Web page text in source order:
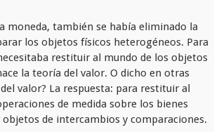
moneda, también se había eliminado la
los objetos físicos heterogéneos. Para
restituir al mundo de los objetos
la teoría del valor. O dicho en otras
valor? La respuesta: para restituir al
de medida sobre los bienes
de intercambios y comparaciones.